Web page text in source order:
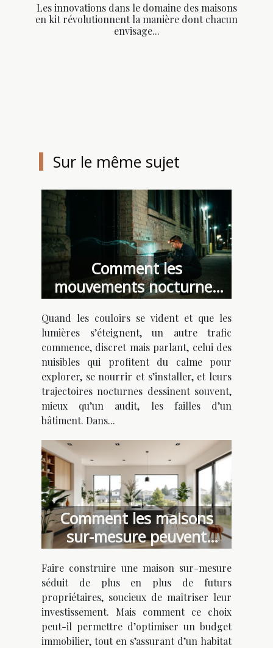
Les innovations dans le domaine des maisons
en kit révolutionnent la manière dont chacun
envisage...
Sur le même sujet
Comment les
mouvements nocturnes
des nuisibles révèlent les
failles de sécurité d’un
bâtiment
Quand les couloirs se vident et que les
lumières s’éteignent, un autre trafic
commence, discret mais parlant, celui des
nuisibles qui profitent du calme pour
explorer, se nourrir et s’installer, et leurs
trajectoires nocturnes dessinent souvent,
mieux qu’un audit, les failles d’un
bâtiment. Dans...
Comment les maisons
sur-mesure peuvent
optimiser votre budget ?
Faire construire une maison sur-mesure
séduit de plus en plus de futurs
propriétaires, soucieux de maîtriser leur
investissement. Mais comment ce choix
peut-il permettre d’optimiser un budget
immobilier, tout en s’assurant d’un habitat